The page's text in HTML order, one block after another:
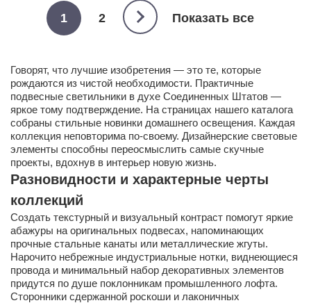
1 2 Показать все
Говорят, что лучшие изобретения — это те, которые
рождаются из чистой необходимости. Практичные
подвесные светильники в духе Соединенных Штатов —
яркое тому подтверждение. На страницах нашего каталога
собраны стильные новинки домашнего освещения. Каждая
коллекция неповторима по-своему. Дизайнерские световые
элементы способны переосмыслить самые скучные
проекты, вдохнув в интерьер новую жизнь.
Разновидности и характерные черты
коллекций
Создать текстурный и визуальный контраст помогут яркие
абажуры на оригинальных подвесах, напоминающих
прочные стальные канаты или металлические жгуты.
Нарочито небрежные индустриальные нотки, виднеющиеся
провода и минимальный набор декоративных элементов
придутся по душе поклонникам промышленного лофта.
Сторонники сдержанной роскоши и лаконичных